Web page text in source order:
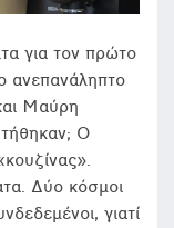
για τον πρώτο
ανεπανάληπτο
Μαύρη
Ο
Δύο κόσμοι
γιατί